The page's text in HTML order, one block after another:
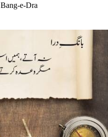
Bang-e-Dra